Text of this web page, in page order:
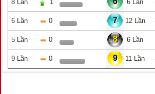
8 Lần 1 6 Lần
6 Lần 0 7 12 Lần
5 Lần 0 8 6 Lần
9 Lần 0 9 11 Lần